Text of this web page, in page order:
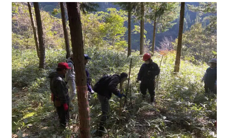
かなえの人特集
鼎地区の魅力
移住をお考えの方へ